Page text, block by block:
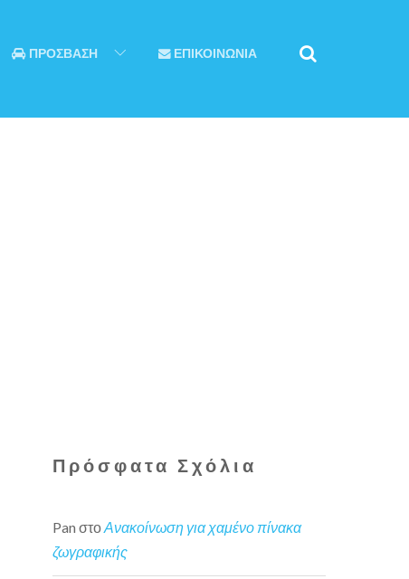
ΠΡΟΣΒΑΣΗ ΕΠΙΚΟΙΝΩΝΙΑ
Πρόσφατα Σχόλια
Pan στοΑνακοίνωση για χαμένο πίνακα
ζωγραφικής